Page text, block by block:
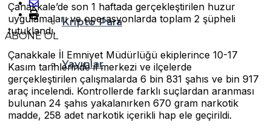
Kripto Para
Yayınlar
ABONE OL
Çanakkale’de son 1 haftada gerçekleştirilen huzur
uygulamaları ve operasyonlarda toplam 2 şüpheli
tutuklandı.
Çanakkale İl Emniyet Müdürlüğü ekiplerince 10-17
Kasım tarihlerinde il merkezi ve ilçelerde
gerçekleştirilen çalışmalarda 6 bin 831 şahıs ve bin 917
araç incelendi. Kontrollerde farklı suçlardan aranması
bulunan 24 şahıs yakalanırken 670 gram narkotik
madde, 258 adet narkotik içerikli hap ele geçirildi.